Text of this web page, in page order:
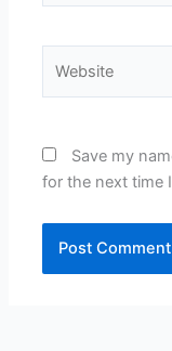
Save my
for the next time